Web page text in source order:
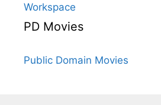
Workspace
PD Movies
Public Domain Movies